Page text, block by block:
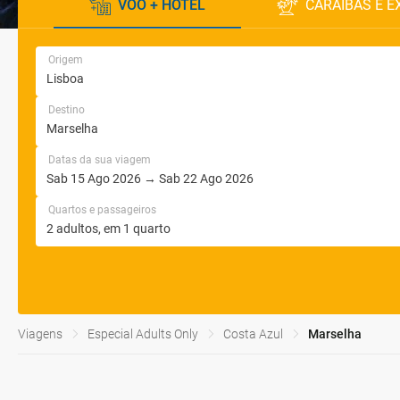
VOO + HOTEL CARAÍBAS E
Origem
Destino
Datas da sua viagem
Quartos e passageiros
Viagens Especial Adults Only Costa Azul Marselha